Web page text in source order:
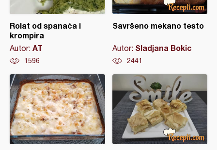
Rolat od spanaća i
krompira
Autor: AT
1596
Savršeno mekano testo
Autor: Sladjana Bokic
2441